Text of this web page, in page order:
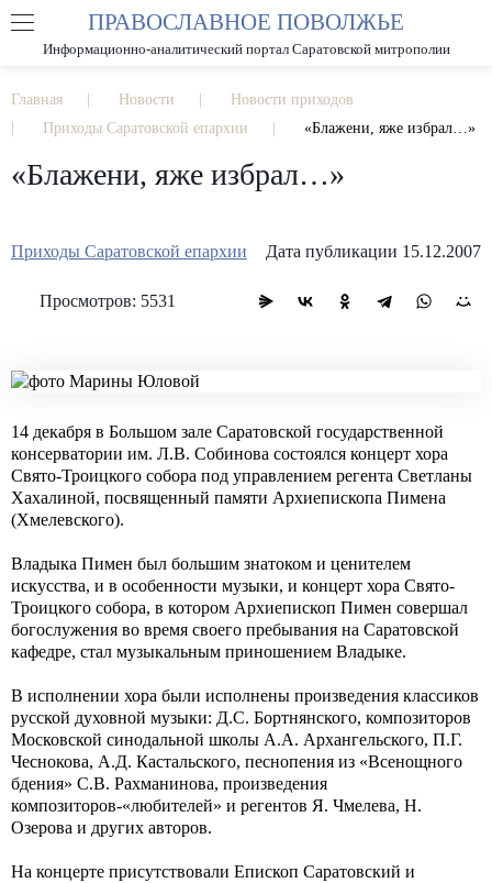
РАЗМЕР ШРИФТА А А
ПРАВОСЛАВНОЕ ПОВОЛЖЬЕ
Информационно-аналитический портал Саратовской митрополии
Главная Новости
Новости приходов
Приходы Саратовской епархии
«Блажени, яже избрал…»
«Блажени, яже избрал…»
Приходы Саратовской епархии Дата публикации 15.12.2007
Просмотров: 5531
14 декабря в Большом зале Саратовской государственной
консерватории им. Л.В. Собинова состоялся концерт хора
Свято-Троицкого собора под управлением регента Светланы
Хахалиной, посвященный памяти Архиепископа Пимена
(Хмелевского).
Владыка Пимен был большим знатоком и ценителем
искусства, и в особенности музыки, и концерт хора Свято-
Троицкого собора, в котором Архиепископ Пимен совершал
богослужения во время своего пребывания на Саратовской
кафедре, стал музыкальным приношением Владыке.
В исполнении хора были исполнены произведения классиков
русской духовной музыки: Д.С. Бортнянского, композиторов
Московской синодальной школы А.А. Архангельского, П.Г.
Чеснокова, А.Д. Кастальского, песнопения из «Всенощного
бдения» С.В. Рахманинова, произведения
композиторов-«любителей» и регентов Я. Чмелева, Н.
Озерова и других авторов.
На концерте присутствовали Епископ Саратовский и